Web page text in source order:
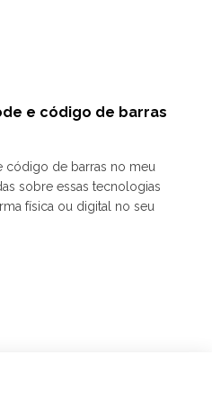
e código de barras
código de barras no meu
sobre essas tecnologias
física ou digital no seu